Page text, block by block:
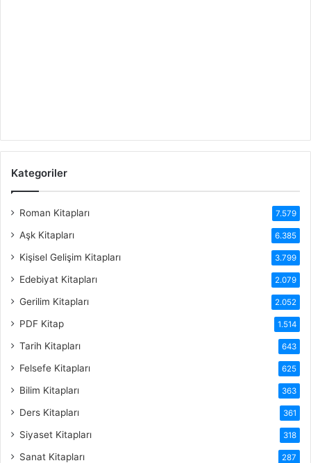
Kategoriler
Roman Kitapları 7.579
Aşk Kitapları 6.385
Kişisel Gelişim Kitapları 3.799
Edebiyat Kitapları 2.079
Gerilim Kitapları 2.052
PDF Kitap 1.514
Tarih Kitapları 643
Felsefe Kitapları 625
Bilim Kitapları 363
Ders Kitapları 361
Siyaset Kitapları 318
Sanat Kitapları 287